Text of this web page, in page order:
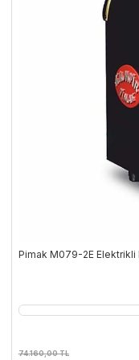
Pimak M079-2E Elektrikli
74.160,00TL